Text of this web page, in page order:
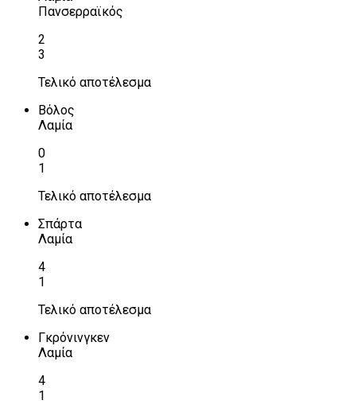
Πανσερραϊκός
2
3
Τελικό αποτέλεσμα
Βόλος
Λαμία
0
1
Τελικό αποτέλεσμα
Σπάρτα
Λαμία
4
1
Τελικό αποτέλεσμα
Γκρόνινγκεν
Λαμία
4
1